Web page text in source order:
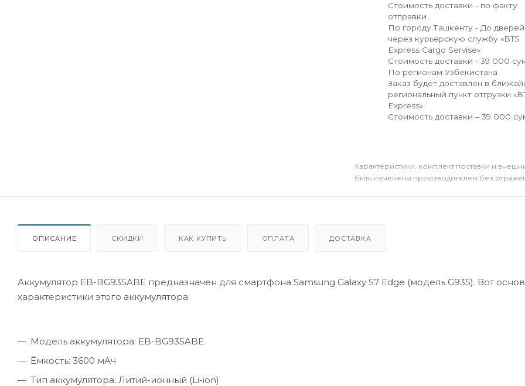
Стоимость доставки - по факту
отправки.
По городу Ташкенту - До дверей
через курьерскую службу «BTS
Express Cargo Servise»
Стоимость доставки - 39 000
По регионам Узбекистана
Заказ будет доставлен в
региональный пункт отгрузки
Express»
Стоимость доставки – 39 000
Xарактеристики, комплект поставки и
быть изменены производителем без
ОПИСАНИЕ СКИДКИ КАК КУПИТЬ ОПЛАТА ДОСТАВКА
Аккумулятор EB-BG935ABE предназначен для смартфона Samsung Galaxy S7 Edge (модель G935). Вот
характеристики этого аккумулятора:
Модель аккумулятора: EB-BG935ABE
Ёмкость: 3600 мАч
Тип аккумулятора: Литий-ионный (Li-ion)